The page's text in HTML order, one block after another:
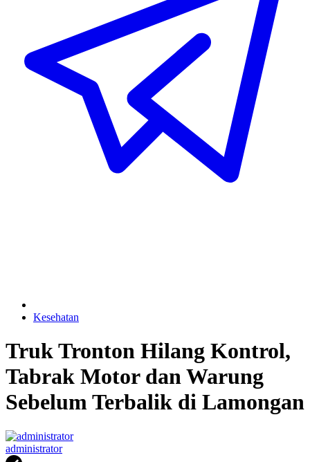
Kesehatan
Truk Tronton Hilang Kontrol,
Tabrak Motor dan Warung
Sebelum Terbalik di Lamongan
administrator